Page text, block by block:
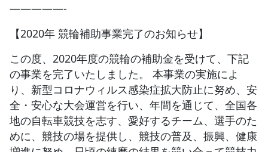
—————-
【2020年 競輪補助事業完了のお知らせ】
この度、2020年度の競輪の補助金を受けて、下記
の事業を完了いたしました。 本事業の実施によ
り、新型コロナウィルス感染症拡大防止に努め、安
全・安心な大会運営を行い、年間を通じて、全国各
地の自転車競技を志す、愛好するチーム、選手のた
めに、競技の場を提供し、競技の普及、振興、健康